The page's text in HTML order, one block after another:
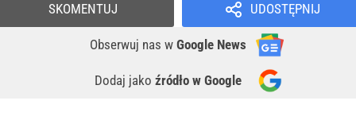
UDOSTĘPNIJ
Obserwuj nas w Google News
Dodaj jako źródło w Google
SKOMENTUJ